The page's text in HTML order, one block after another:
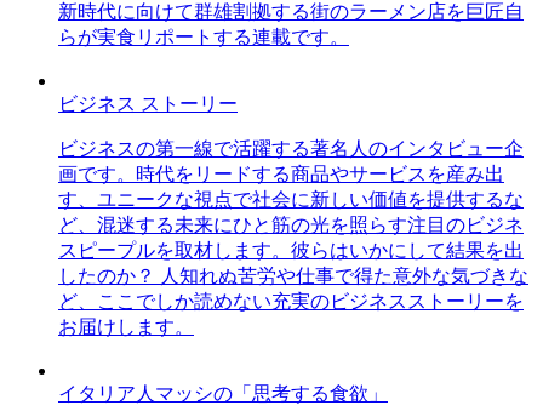
新時代に向けて群雄割拠する街のラーメン店を巨匠自
らが実食リポートする連載です。
ビジネス ストーリー
ビジネスの第一線で活躍する著名人のインタビュー企
画です。時代をリードする商品やサービスを産み出
す、ユニークな視点で社会に新しい価値を提供するな
ど、混迷する未来にひと筋の光を照らす注目のビジネ
スピープルを取材します。彼らはいかにして結果を出
したのか？ 人知れぬ苦労や仕事で得た意外な気づきな
ど、ここでしか読めない充実のビジネスストーリーを
お届けします。
イタリア人マッシの「思考する食欲」